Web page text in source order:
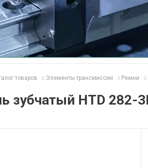
товаров Элементы трансмиссии Ремни
зубчатый HTD 282-